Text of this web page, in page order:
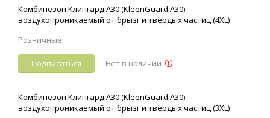
Комбинезон Клингард А30 (KleenGuard A30)
воздухопроникаемый от брызг и твердых частиц (4XL)
Розничные:
Подписаться Нет в наличии
Комбинезон Клингард А30 (KleenGuard A30)
воздухопроникаемый от брызг и твердых частиц (3XL)